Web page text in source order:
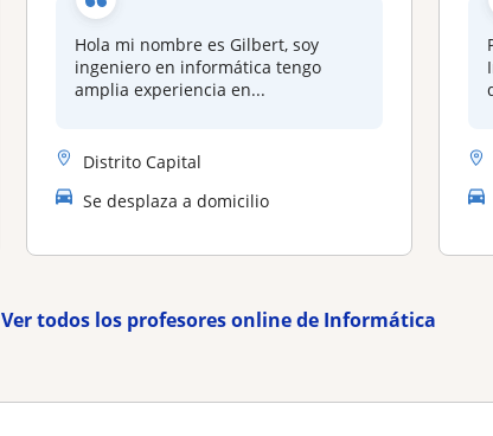
Hola mi nombre es Gilbert, soy
ingeniero en informática tengo
amplia experiencia en...
Distrito Capital
Se desplaza a domicilio
Ver todos los profesores online de Informática